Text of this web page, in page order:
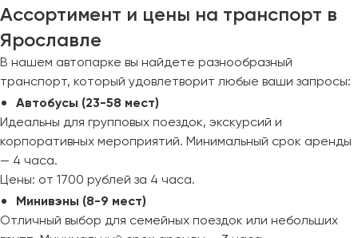
Ассортимент и цены на транспорт в
Ярославле
В нашем автопарке вы найдете разнообразный
транспорт, который удовлетворит любые ваши запросы:
Автобусы (23-58 мест)
Идеальны для групповых поездок, экскурсий и
корпоративных мероприятий. Минимальный срок аренды
— 4 часа.
Цены: от 1700 рублей за 4 часа.
Минивэны (8-9 мест)
Отличный выбор для семейных поездок или небольших
Самара
Санкт-Петербург
Саранск
Саратов
Севастополь
Симферополь
Смоленск
Сочи
Ставрополь